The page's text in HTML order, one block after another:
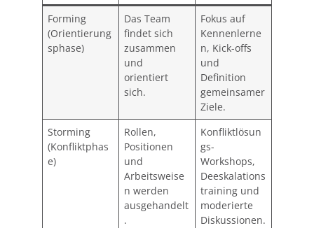
Forming
(Orientierung
sphase)
Das Team
findet sich
zusammen
und
orientiert
sich.
Fokus auf
Kennenlerne
n, Kick-offs
und
Definition
gemeinsamer
Ziele.
Storming
(Konfliktphas
e)
Rollen,
Positionen
und
Arbeitsweise
n werden
ausgehandelt
.
Konfliktlösun
gs-
Workshops,
Deeskalations
training und
moderierte
Diskussionen.